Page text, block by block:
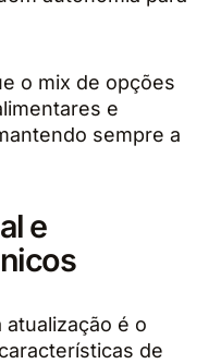
o mix de opções
e
sempre a
e
é o
de